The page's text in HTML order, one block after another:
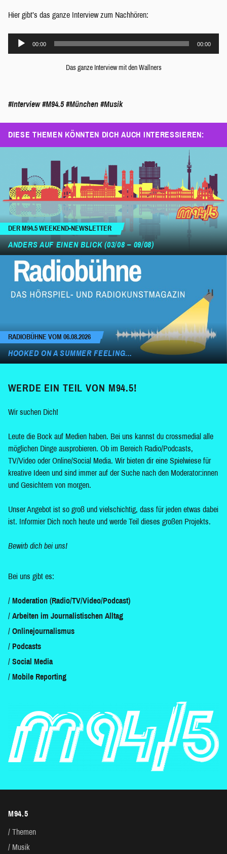
Hier gibt’s das ganze Interview zum Nachhören:
Audio-
00:00 00:00
Das ganze Interview mit den Wallners
#Interview #M94.5 #München #Musik
DIESE THEMEN KÖNNTEN DICH AUCH INTERESSIEREN:
DER M94.5 WEEKEND-NEWSLETTER
ANDERS AUF EINEN BLICK (03/08 – 09/08)
RADIOBÜHNE VOM 06.08.2026
HOOKED ON A SUMMER FEELING…
WERDE EIN TEIL VON M94.5!
Wir suchen Dich!
Leute die Bock auf Medien haben. Bei uns kannst du crossmedial alle
möglichen Dinge ausprobieren. Ob im Bereich Radio/Podcasts,
TV/Video oder Online/Social Media. Wir bieten dir eine Spielwiese für
kreative Ideen und sind immer auf der Suche nach den Moderator:innen
und Gesichtern von morgen.
Unser Angebot ist so groß und vielschichtig, dass für jeden etwas dabei
ist. Informier Dich noch heute und werde Teil dieses großen Projekts.
Bewirb dich bei uns!
Bei uns gibt es:
Moderation (Radio/TV/Video/Podcast)
Arbeiten im Journalistischen Alltag
Onlinejournalismus
Podcasts
Social Media
Mobile Reporting
M94.5
Themen
Musik